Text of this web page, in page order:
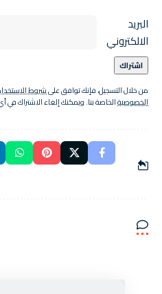
البريد
الالكتروني
من خلال التسجيل، فإنك توافق علىشروط
الخصوصيةالخاصة بنا. ويمكنك إلغاء الاشتراك في